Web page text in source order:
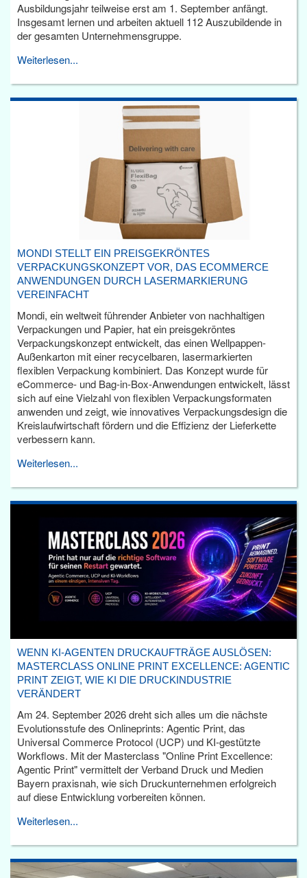
Ausbildungsjahr teilweise erst am 1. September anfängt.
Insgesamt lernen und arbeiten aktuell 112 Auszubildende in
der gesamten Unternehmensgruppe.
Weiterlesen...
MONDI STELLT EIN PREISGEKRÖNTES
VERPACKUNGSKONZEPT VOR, DAS ECOMMERCE
ANWENDUNGEN DURCH LASERMARKIERUNG
VEREINFACHT
Mondi, ein weltweit führender Anbieter von nachhaltigen
Verpackungen und Papier, hat ein preisgekröntes
Verpackungskonzept entwickelt, das einen Wellpappen-
Außenkarton mit einer recycelbaren, lasermarkierten
flexiblen Verpackung kombiniert. Das Konzept wurde für
eCommerce- und Bag-in-Box-Anwendungen entwickelt, lässt
sich auf eine Vielzahl von flexiblen Verpackungsformaten
anwenden und zeigt, wie innovatives Verpackungsdesign die
Kreislaufwirtschaft fördern und die Effizienz der Lieferkette
verbessern kann.
Weiterlesen...
WENN KI-AGENTEN DRUCKAUFTRÄGE AUSLÖSEN:
MASTERCLASS ONLINE PRINT EXCELLENCE: AGENTIC
PRINT ZEIGT, WIE KI DIE DRUCKINDUSTRIE
VERÄNDERT
Am 24. September 2026 dreht sich alles um die nächste
Evolutionsstufe des Onlineprints: Agentic Print, das
Universal Commerce Protocol (UCP) und KI-gestützte
Workflows. Mit der Masterclass "Online Print Excellence:
Agentic Print" vermittelt der Verband Druck und Medien
Bayern praxisnah, wie sich Druckunternehmen erfolgreich
auf diese Entwicklung vorbereiten können.
Weiterlesen...